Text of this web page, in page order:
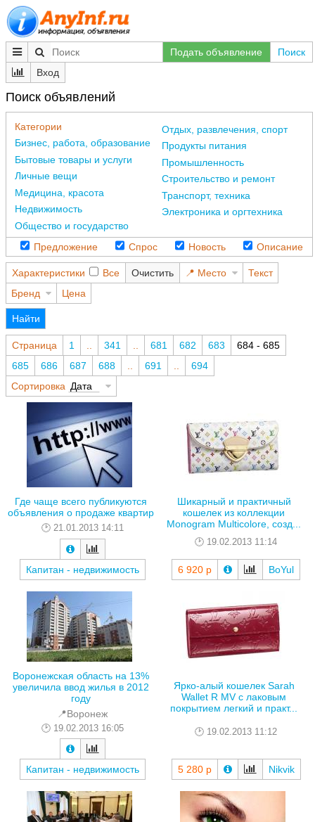
Подать объявление
Поиск
Вход
Поиск объявлений
Категории
Бизнес, работа, образование
Бытовые товары и услуги
Личные вещи
Медицина, красота
Недвижимость
Общество и государство
Отдых, развлечения, спорт
Продукты питания
Промышленность
Строительство и ремонт
Транспорт, техника
Электроника и оргтехника
Предложение Спрос Новость Описание
Характеристики Все Очистить Место
Текст
Бренд
Цена
Найти
Страница 1 341 681 682 683
684 - 685
685
686 687 688 691
694
Сортировка Дата
Где чаще всего публикуются
объявления о продаже квартир
21.01.2013 14:11
Капитан - недвижимость
Шикарный и практичный
кошелек из коллекции
Monogram Multicolore, созд...
19.02.2013 11:14
6 920 р BoYul
Воронежская область на 13%
увеличила ввод жилья в 2012
году
📍Воронеж
19.02.2013 16:05
Капитан - недвижимость
Ярко-алый кошелек Sarah
Wallet R MV с лаковым
покрытием легкий и практ...
19.02.2013 11:12
5 280 р Nikvik